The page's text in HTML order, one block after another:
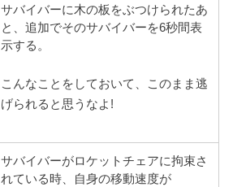
サバイバーに木の板をぶつけられたあ
と、追加でそのサバイバーを6秒間表
示する。
こんなことをしておいて、このまま逃
げられると思うなよ!
サバイバーがロケットチェアに拘束さ
れている時、自身の移動速度が